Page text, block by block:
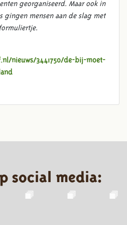
georganiseerd. Maar ook in
gingen mensen aan de slag met
nieuws/3441750/de-bij-moet-
social media: